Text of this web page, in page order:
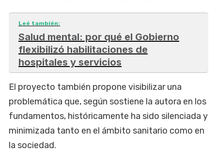
Leé también:
Salud mental: por qué el Gobierno
flexibilizó habilitaciones de
hospitales y servicios
El proyecto también propone visibilizar una
problemática que, según sostiene la autora en los
fundamentos, históricamente ha sido silenciada y
minimizada tanto en el ámbito sanitario como en
la sociedad.